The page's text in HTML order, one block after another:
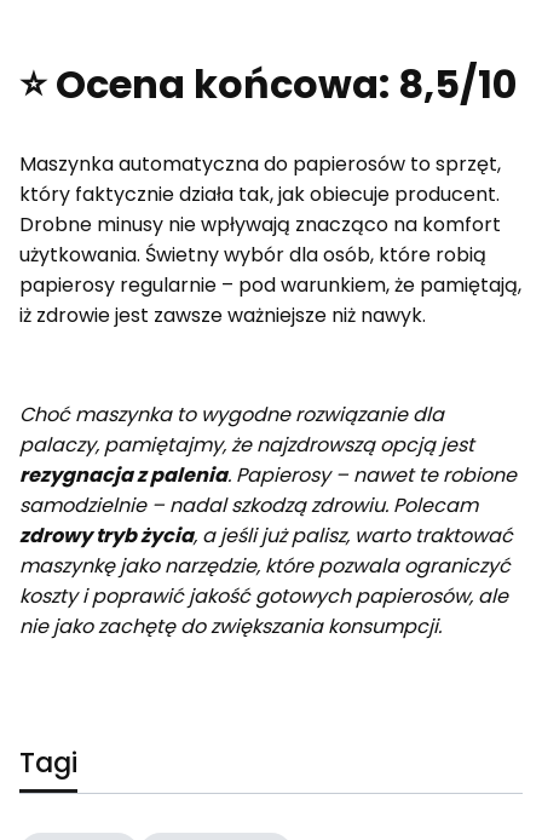
⭐ Ocena końcowa: 8,5/10
Maszynka automatyczna do papierosów to sprzęt,
który faktycznie działa tak, jak obiecuje producent.
Drobne minusy nie wpływają znacząco na komfort
użytkowania. Świetny wybór dla osób, które robią
papierosy regularnie – pod warunkiem, że pamiętają,
iż zdrowie jest zawsze ważniejsze niż nawyk.
Choć maszynka to wygodne rozwiązanie dla
palaczy, pamiętajmy, że najzdrowszą opcją jest
rezygnacja z palenia. Papierosy – nawet te robione
samodzielnie – nadal szkodzą zdrowiu. Polecam
zdrowy tryb życia, a jeśli już palisz, warto traktować
maszynkę jako narzędzie, które pozwala ograniczyć
koszty i poprawić jakość gotowych papierosów, ale
nie jako zachętę do zwiększania konsumpcji.
Tagi